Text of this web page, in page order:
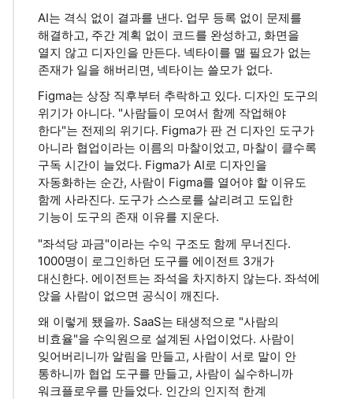
AI는 격식 없이 결과를 낸다. 업무 등록 없이 문제를
해결하고, 주간 계획 없이 코드를 완성하고, 화면을
열지 않고 디자인을 만든다. 넥타이를 맬 필요가 없는
존재가 일을 해버리면, 넥타이는 쓸모가 없다.
Figma는 상장 직후부터 추락하고 있다. 디자인 도구의
위기가 아니다. "사람들이 모여서 함께 작업해야
한다"는 전제의 위기다. Figma가 판 건 디자인 도구가
아니라 협업이라는 이름의 마찰이었고, 마찰이 클수록
구독 시간이 늘었다. Figma가 AI로 디자인을
자동화하는 순간, 사람이 Figma를 열어야 할 이유도
함께 사라진다. 도구가 스스로를 살리려고 도입한
기능이 도구의 존재 이유를 지운다.
"좌석당 과금"이라는 수익 구조도 함께 무너진다.
1000명이 로그인하던 도구를 에이전트 3개가
대신한다. 에이전트는 좌석을 차지하지 않는다. 좌석에
앉을 사람이 없으면 공식이 깨진다.
왜 이렇게 됐을까. SaaS는 태생적으로 "사람의
비효율"을 수익원으로 설계된 사업이었다. 사람이
잊어버리니까 알림을 만들고, 사람이 서로 말이 안
통하니까 협업 도구를 만들고, 사람이 실수하니까
워크플로우를 만들었다. 인간의 인지적 한계